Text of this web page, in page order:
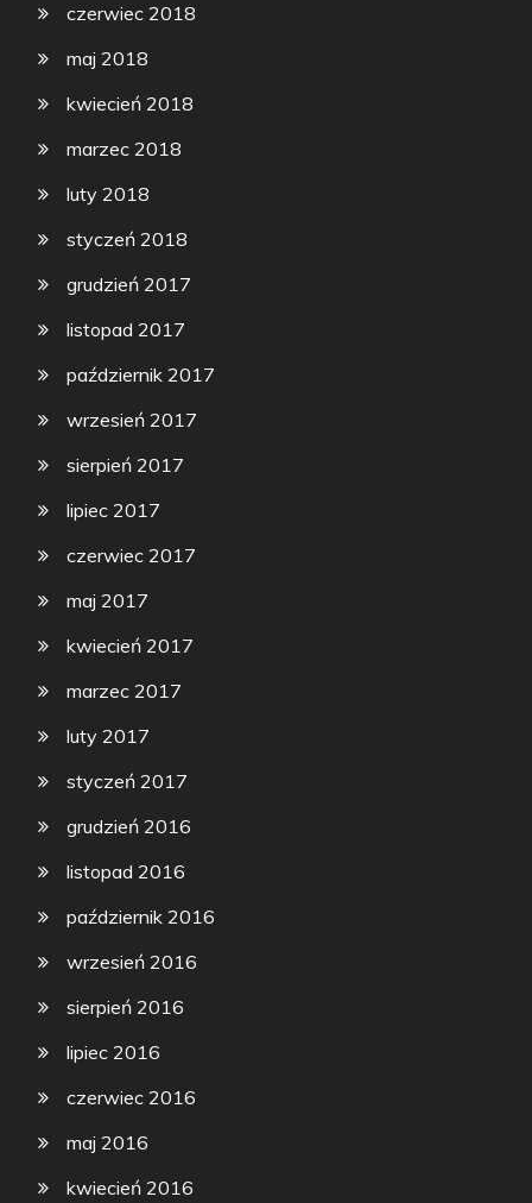
czerwiec 2018
maj 2018
kwiecień 2018
marzec 2018
luty 2018
styczeń 2018
grudzień 2017
listopad 2017
październik 2017
wrzesień 2017
sierpień 2017
lipiec 2017
czerwiec 2017
maj 2017
kwiecień 2017
marzec 2017
luty 2017
styczeń 2017
grudzień 2016
listopad 2016
październik 2016
wrzesień 2016
sierpień 2016
lipiec 2016
czerwiec 2016
maj 2016
kwiecień 2016